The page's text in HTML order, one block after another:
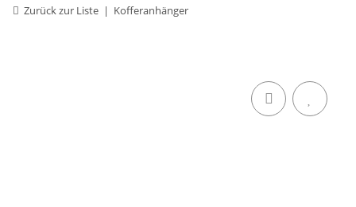
Zurück zur Liste Kofferanhänger